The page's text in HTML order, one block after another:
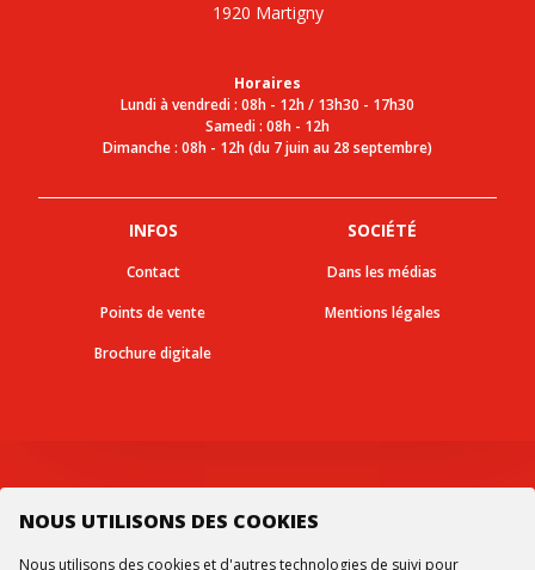
NOUS UTILISONS DES COOKIES
Nous utilisons des cookies et d'autres technologies de suivi pour
1920 Martigny
Horaires
Lundi à vendredi : 08h - 12h / 13h30 - 17h30
Samedi : 08h - 12h
Dimanche : 08h - 12h (du 7 juin au 28 septembre)
INFOS
Contact
Points de vente
Brochure digitale
SOCIÉTÉ
Dans les médias
Mentions légales